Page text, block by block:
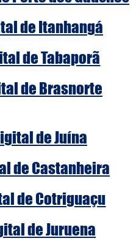
de Itanhangá
de Tabaporã
de Brasnorte
de Juína
de Castanheira
de Cotriguaçu
de Juruena